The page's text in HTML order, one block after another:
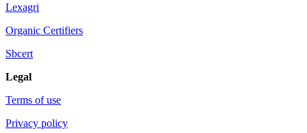
Lexagri
Organic Certifiers
Sbcert
Legal
Terms of use
Privacy policy